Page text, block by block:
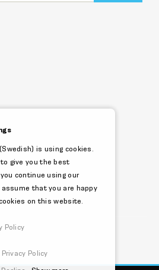
is using cookies.
give you the best
continue using our
that you are happy
on this website.
Policy
Policy